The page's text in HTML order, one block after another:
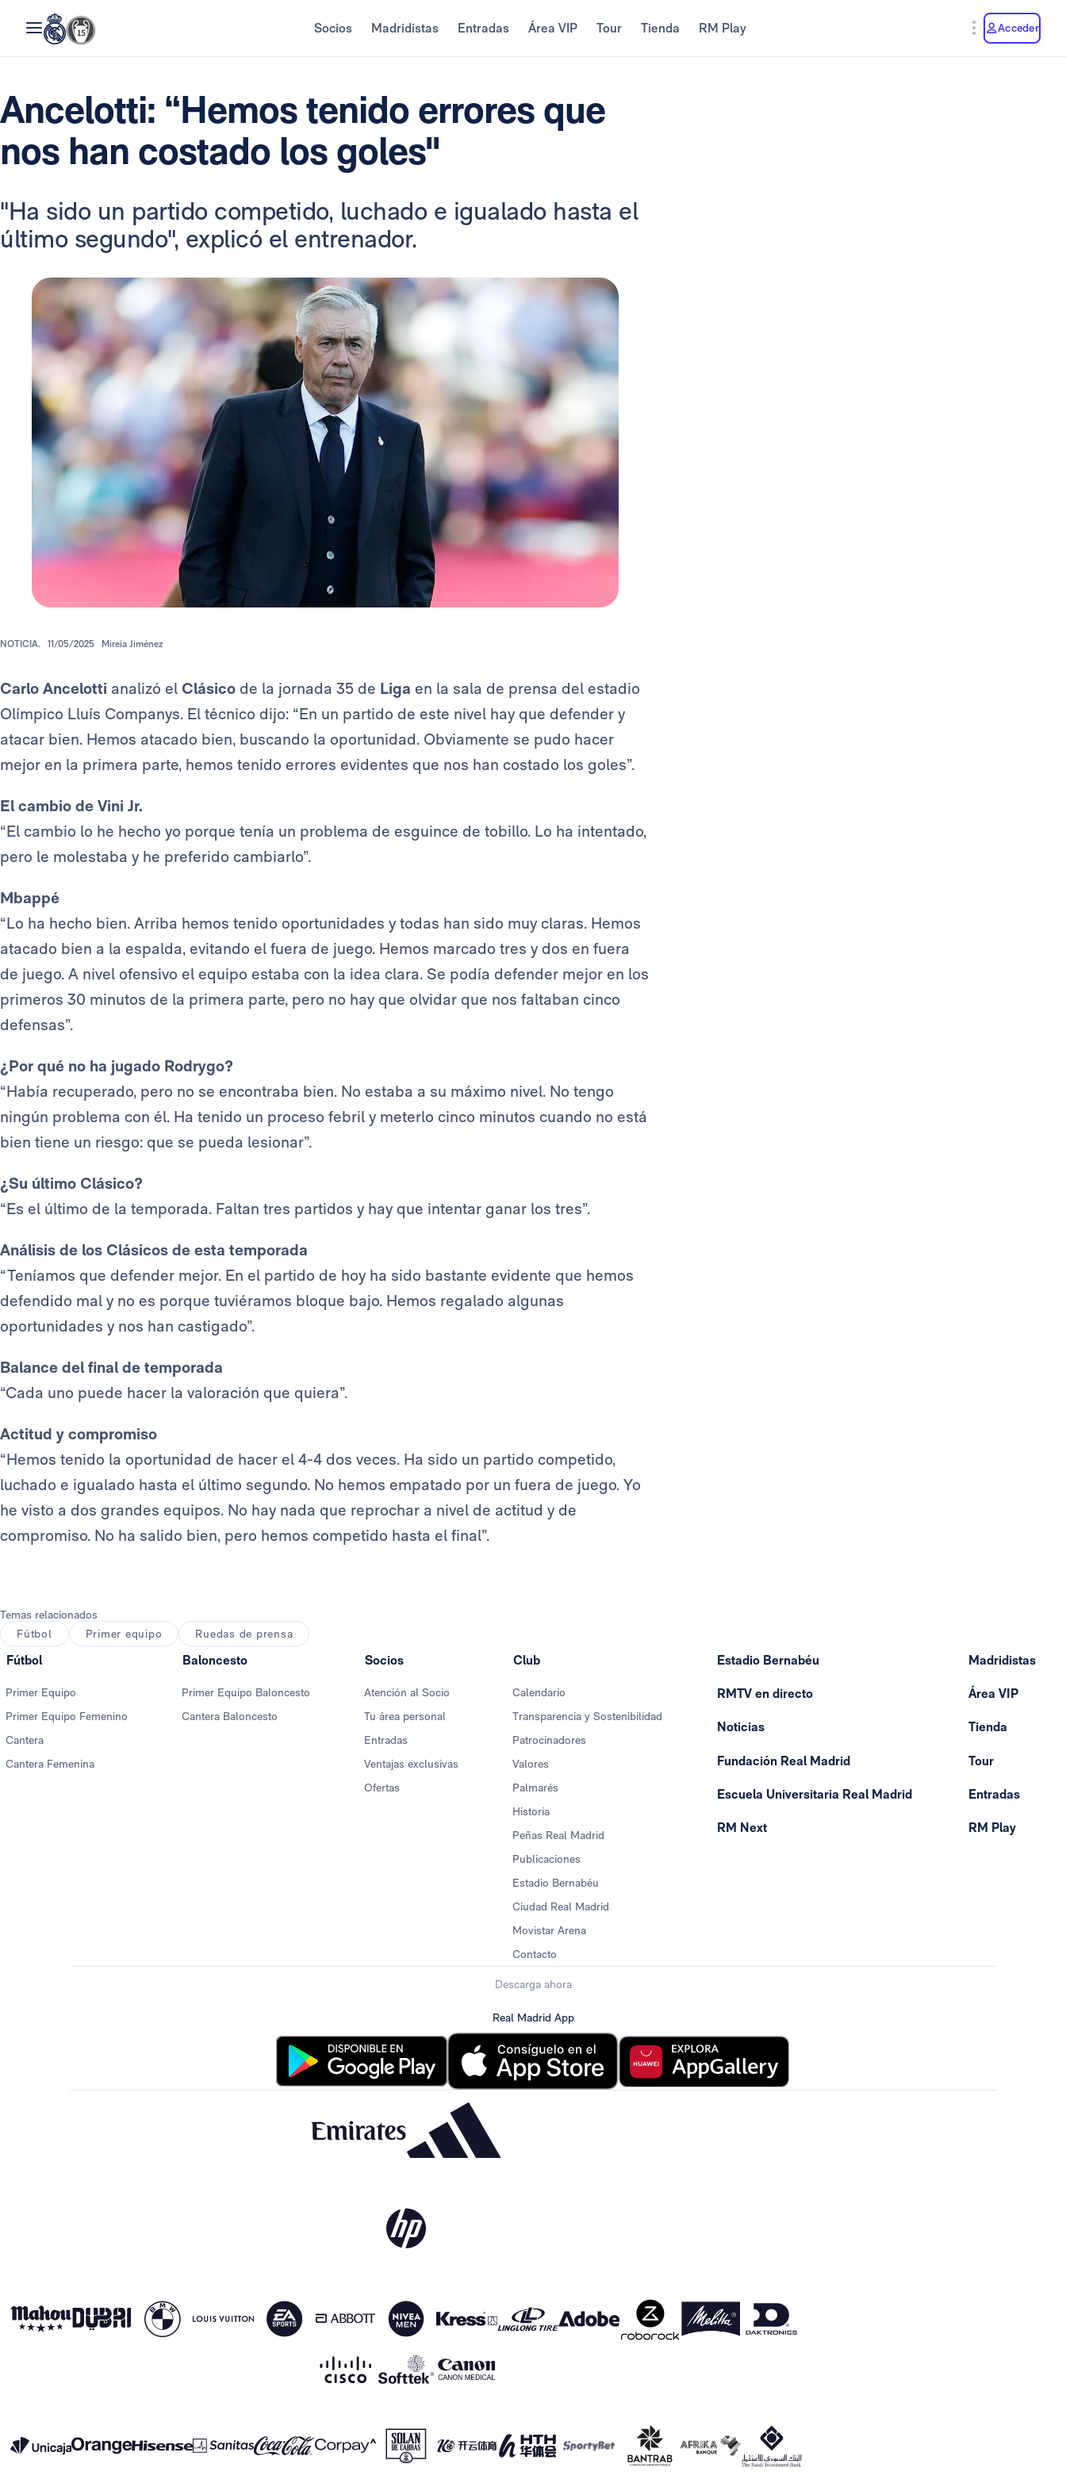
Socios Madridistas Entradas Área VIP Tour Tienda RM Play Acceder
Ancelotti: “Hemos tenido errores que
nos han costado los goles"
"Ha sido un partido competido, luchado e igualado hasta el
último segundo", explicó el entrenador.
NOTICIA. 11/05/2025 Mireia Jiménez
Carlo Ancelotti analizó el Clásico de la jornada 35 de Liga en la sala de prensa del estadio
Olímpico Lluís Companys. El técnico dijo: “En un partido de este nivel hay que defender y
atacar bien. Hemos atacado bien, buscando la oportunidad. Obviamente se pudo hacer
mejor en la primera parte, hemos tenido errores evidentes que nos han costado los goles”.
El cambio de Vini Jr.
“El cambio lo he hecho yo porque tenía un problema de esguince de tobillo. Lo ha intentado,
pero le molestaba y he preferido cambiarlo”.
Mbappé
“Lo ha hecho bien. Arriba hemos tenido oportunidades y todas han sido muy claras. Hemos
atacado bien a la espalda, evitando el fuera de juego. Hemos marcado tres y dos en fuera
de juego. A nivel ofensivo el equipo estaba con la idea clara. Se podía defender mejor en los
primeros 30 minutos de la primera parte, pero no hay que olvidar que nos faltaban cinco
defensas”.
¿Por qué no ha jugado Rodrygo?
“Había recuperado, pero no se encontraba bien. No estaba a su máximo nivel. No tengo
ningún problema con él. Ha tenido un proceso febril y meterlo cinco minutos cuando no está
bien tiene un riesgo: que se pueda lesionar”.
¿Su último Clásico?
“Es el último de la temporada. Faltan tres partidos y hay que intentar ganar los tres”.
Análisis de los Clásicos de esta temporada
“Teníamos que defender mejor. En el partido de hoy ha sido bastante evidente que hemos
defendido mal y no es porque tuviéramos bloque bajo. Hemos regalado algunas
oportunidades y nos han castigado”.
Balance del final de temporada
“Cada uno puede hacer la valoración que quiera”.
Actitud y compromiso
“Hemos tenido la oportunidad de hacer el 4-4 dos veces. Ha sido un partido competido,
luchado e igualado hasta el último segundo. No hemos empatado por un fuera de juego. Yo
he visto a dos grandes equipos. No hay nada que reprochar a nivel de actitud y de
compromiso. No ha salido bien, pero hemos competido hasta el final”.
Temas relacionados
Fútbol
Primer equipo Ruedas de prensa
Fútbol
Primer Equipo
Primer Equipo Femenino
Cantera
Cantera Femenina
Baloncesto
Primer Equipo Baloncesto
Cantera Baloncesto
Socios
Atención al Socio
Tu área personal
Entradas
Ventajas exclusivas
Ofertas
Club
Calendario
Transparencia y Sostenibilidad
Patrocinadores
Valores
Palmarés
Historia
Peñas Real Madrid
Publicaciones
Estadio Bernabéu
Ciudad Real Madrid
Movistar Arena
Contacto
Estadio Bernabéu
RMTV en directo
Noticias
Fundación Real Madrid
Escuela Universitaria Real Madrid
RM Next
Madridistas
Área VIP
Tienda
Tour
Entradas
RM Play
Descarga ahora
Real Madrid App